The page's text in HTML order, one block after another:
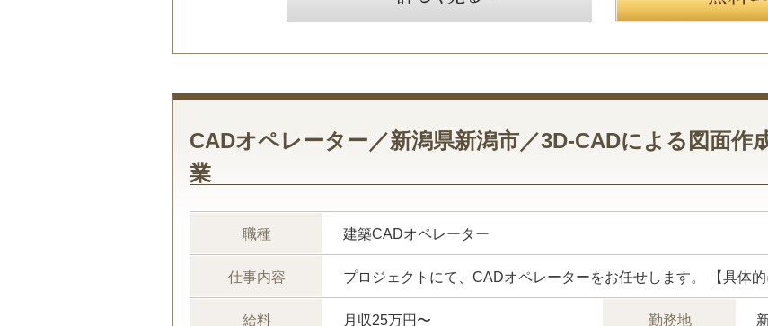
CADオペレーター／新潟県新潟市／3D-CADによる図面作
業
職種 建築CADオペレーター
仕事内容
給料 月収25万円〜 勤務地